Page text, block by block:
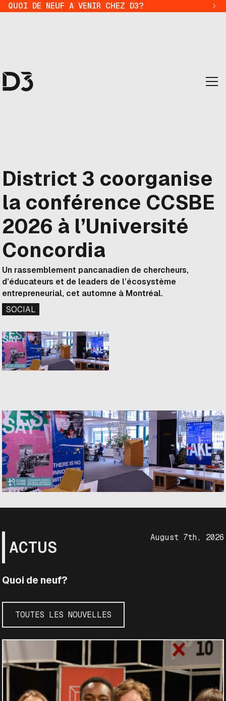
QUOI DE NEUF A VENIR CHEZ D3?
District 3 coorganise
la conférence CCSBE
2026 à l’Université
Concordia
Un rassemblement pancanadien de chercheurs,
d’éducateurs et de leaders de l’écosystème
entrepreneurial, cet automne à Montréal.
SOCIAL
ACTUS
Quoi de neuf?
TOUTES LES NOUVELLES
August 7th, 2026